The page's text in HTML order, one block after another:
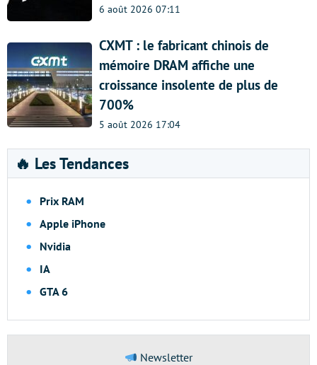
6 août 2026 07:11
CXMT : le fabricant chinois de
mémoire DRAM affiche une
croissance insolente de plus de
700%
5 août 2026 17:04
🔥 Les Tendances
Prix RAM
Apple iPhone
Nvidia
IA
GTA 6
Newsletter